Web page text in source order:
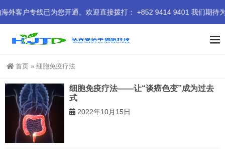
客户专线已为您开通。欢迎直接拨打： +852 9414 9401 我们期待
首页 » 细胞免疫疗法
细胞免疫疗法——让“谈癌色变”成为过去
式
2022年10月15日